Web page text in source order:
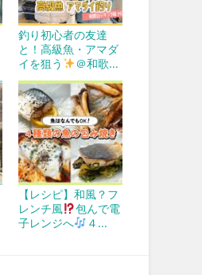
釣り初心者の友達
と！高級魚・アマダ
イを狙う
＠和歌…
【レシピ】和風？フ
レンチ風
包んで電
子レンジへ
４…